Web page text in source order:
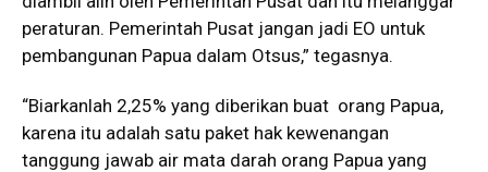
peraturan. Pemerintah Pusat jangan jadi EO untuk
pembangunan Papua dalam Otsus,” tegasnya.
“Biarkanlah 2,25% yang diberikan buat orang Papua,
karena itu adalah satu paket hak kewenangan
tanggung jawab air mata darah orang Papua yang